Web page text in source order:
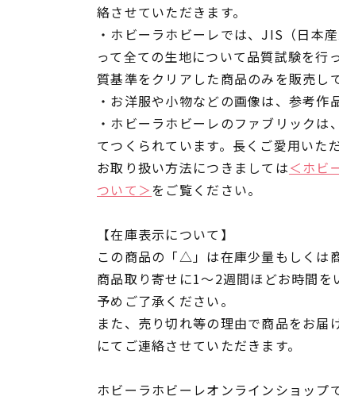
絡させていただきます。
・ホビーラホビーレでは、JIS（日本
って全ての生地について品質試験を行
質基準をクリアした商品のみを販売し
・お洋服や小物などの画像は、参考作
・ホビーラホビーレのファブリックは
てつくられています。長くご愛用いた
お取り扱い方法につきましては＜ホビ
ついて＞をご覧ください。
【在庫表示について】
この商品の「△」は在庫少量もしくは
商品取り寄せに1～2週間ほどお時間
予めご了承ください。
また、売り切れ等の理由で商品をお届
にてご連絡させていただきます。
ホビーラホビーレオンラインショップ